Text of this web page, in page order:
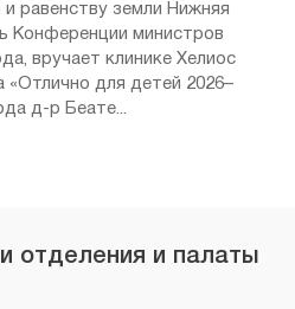
равенству земли Нижняя
Конференции министров
вручает клинике Хелиос
«Отлично для детей 2026–
д-р Беате...
отделения и палаты